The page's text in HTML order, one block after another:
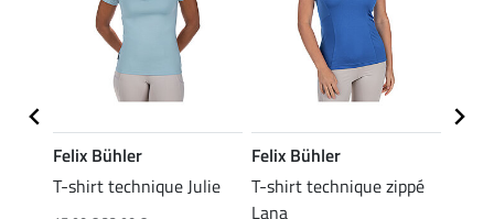
Felix Bühler
T-shirt technique Julie
Felix Bühler
T-shirt technique zippé
Lana